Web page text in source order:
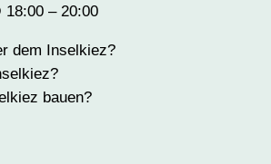
18:00–20:00
dem Inselkiez?
bauen?